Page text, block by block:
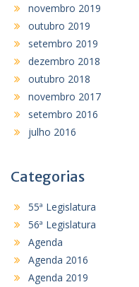
novembro 2019
outubro 2019
setembro 2019
dezembro 2018
outubro 2018
novembro 2017
setembro 2016
julho 2016
Categorias
55ª Legislatura
56ª Legislatura
Agenda
Agenda 2016
Agenda 2019